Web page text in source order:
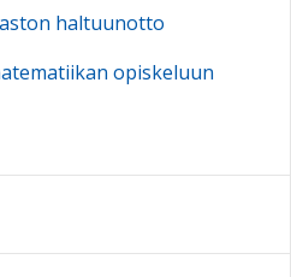
haltuunotto
opiskeluun